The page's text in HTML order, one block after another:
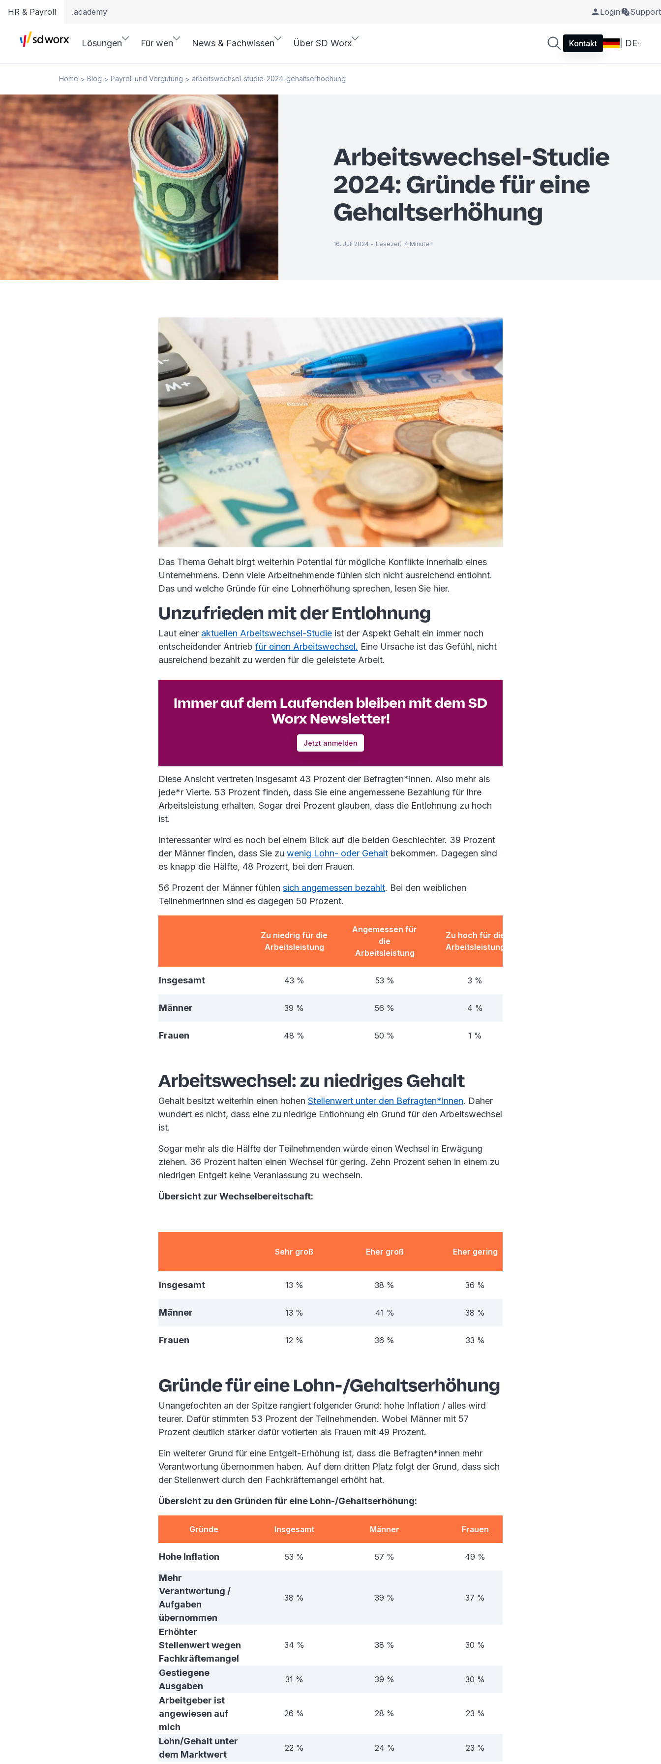
HR & Payroll .academy Login Support
Lösungen Für wen News & Fachwissen Über SD Worx Kontakt | DE
Home > Blog > Payroll und Vergütung > arbeitswechsel-studie-2024-gehaltserhoehung
Arbeitswechsel-Studie
2024: Gründe für eine
Gehaltserhöhung
16. Juli 2024 - Lesezeit: 4 Minuten
Das Thema Gehalt birgt weiterhin Potential für mögliche Konflikte innerhalb eines
Unternehmens. Denn viele Arbeitnehmende fühlen sich nicht ausreichend entlohnt.
Das und welche Gründe für eine Lohnerhöhung sprechen, lesen Sie hier.
Unzufrieden mit der Entlohnung
Laut einer aktuellen Arbeitswechsel-Studie ist der Aspekt Gehalt ein immer noch
entscheidender Antrieb für einen Arbeitswechsel. Eine Ursache ist das Gefühl, nicht
ausreichend bezahlt zu werden für die geleistete Arbeit.
Immer auf dem Laufenden bleiben mit dem SD
Worx Newsletter!
Jetzt anmelden
Diese Ansicht vertreten insgesamt 43 Prozent der Befragten*innen. Also mehr als
jede*r Vierte. 53 Prozent finden, dass Sie eine angemessene Bezahlung für Ihre
Arbeitsleistung erhalten. Sogar drei Prozent glauben, dass die Entlohnung zu hoch
ist.
Interessanter wird es noch bei einem Blick auf die beiden Geschlechter. 39 Prozent
der Männer finden, dass Sie zu wenig Lohn- oder Gehalt bekommen. Dagegen sind
es knapp die Hälfte, 48 Prozent, bei den Frauen.
56 Prozent der Männer fühlen sich angemessen bezahlt. Bei den weiblichen
Teilnehmerinnen sind es dagegen 50 Prozent.
Zu niedrig für die
Arbeitsleistung
Angemessen für
die
Arbeitsleistung
Zu hoch für die
Arbeitsleistung
Insgesamt 43 % 53 % 3 %
Männer 39 % 56 % 4 %
Frauen 48 % 50 % 1 %
Arbeitswechsel: zu niedriges Gehalt
Gehalt besitzt weiterhin einen hohen Stellenwert unter den Befragten*innen. Daher
wundert es nicht, dass eine zu niedrige Entlohnung ein Grund für den Arbeitswechsel
ist.
Sogar mehr als die Hälfte der Teilnehmenden würde einen Wechsel in Erwägung
ziehen. 36 Prozent halten einen Wechsel für gering. Zehn Prozent sehen in einem zu
niedrigen Entgelt keine Veranlassung zu wechseln.
Übersicht zur Wechselbereitschaft:
Sehr groß Eher groß Eher gering
Insgesamt 13 % 38 % 36 %
Männer 13 % 41 % 38 %
Frauen 12 % 36 % 33 %
Gründe für eine Lohn-/Gehaltserhöhung
Unangefochten an der Spitze rangiert folgender Grund: hohe Inflation / alles wird
teurer. Dafür stimmten 53 Prozent der Teilnehmenden. Wobei Männer mit 57
Prozent deutlich stärker dafür votierten als Frauen mit 49 Prozent.
Ein weiterer Grund für eine Entgelt-Erhöhung ist, dass die Befragten*innen mehr
Verantwortung übernommen haben. Auf dem dritten Platz folgt der Grund, dass sich
der Stellenwert durch den Fachkräftemangel erhöht hat.
Übersicht zu den Gründen für eine Lohn-/Gehaltserhöhung:
Gründe Insgesamt Männer Frauen
Hohe Inflation 53 % 57 % 49 %
Mehr
Verantwortung /
Aufgaben
übernommen
38 % 39 % 37 %
Erhöhter
Stellenwert wegen
Fachkräftemangel
34 % 38 % 30 %
Gestiegene
Ausgaben
31 % 39 % 30 %
Arbeitgeber ist
angewiesen auf
mich
26 % 28 % 23 %
Lohn/Gehalt unter
dem Marktwert
22 % 24 % 23 %